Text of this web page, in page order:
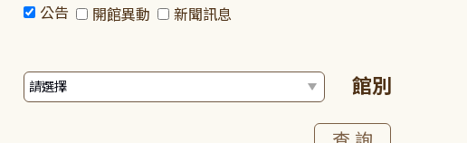
公告 開館異動 新聞訊息
館別